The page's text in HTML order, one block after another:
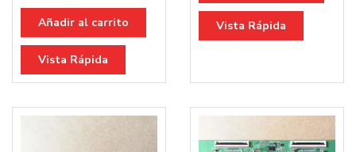
Añadir al carrito
Vista Rápida
Vista Rápida